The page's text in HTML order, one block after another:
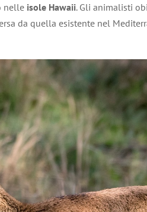
nelle isole Hawaii. Gli animalisti
da quella esistente nel